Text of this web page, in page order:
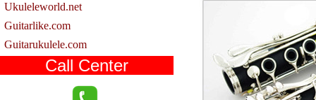
Ukuleleworld.net
Guitarlike.com
Guitarukulele.com
Call Center